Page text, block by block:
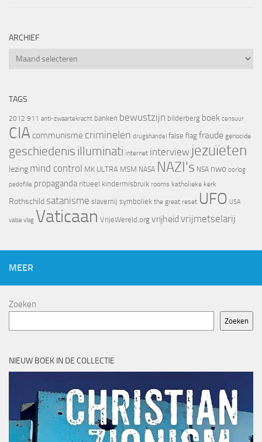
ARCHIEF
Archief
TAGS
2012 911 anti-zwaartekracht banken bewustzijn bilderberg boek censuur
CIA communisme criminelen drugshandel false flag fraude genocide
geschiedenis illuminati internet interview jezuïeten
lezing mind control MK ULTRA MSM NASA NAZI's NSA nwo oorlog
pedofilie propaganda ritueel kindermisbruik rooms katholieke kerk
Rothschild satanisme slavernij symboliek the great reset UFO USA
valse vlag Vaticaan VrijeWereld.org vrijheid vrijmetselarij
MEER
Zoeken
Zoeken
NIEUW BOEK IN DE COLLECTIE